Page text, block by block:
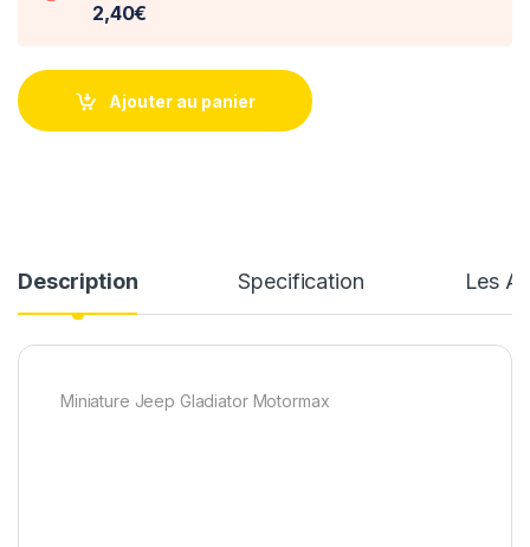
2,40€
Ajouter au panier
Description Specification Les
Miniature Jeep Gladiator Motormax